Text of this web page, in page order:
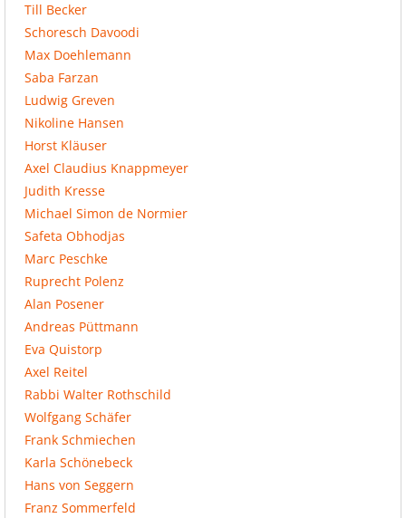
Till Becker
Schoresch Davoodi
Max Doehlemann
Saba Farzan
Ludwig Greven
Nikoline Hansen
Horst Kläuser
Axel Claudius Knappmeyer
Judith Kresse
Michael Simon de Normier
Safeta Obhodjas
Marc Peschke
Ruprecht Polenz
Alan Posener
Andreas Püttmann
Eva Quistorp
Axel Reitel
Rabbi Walter Rothschild
Wolfgang Schäfer
Frank Schmiechen
Karla Schönebeck
Hans von Seggern
Franz Sommerfeld